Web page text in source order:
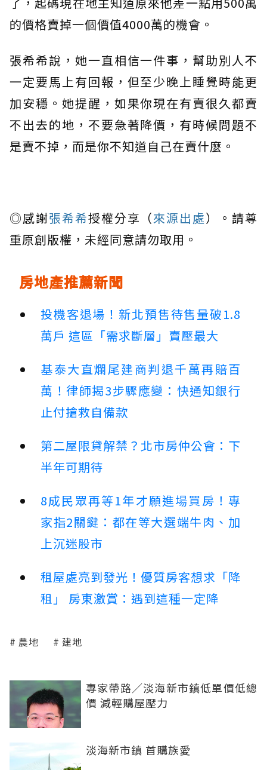
的價格賣掉一個價值4000萬的機會。
張希希說，她一直相信一件事，幫助別人不
一定要馬上有回報，但至少晚上睡覺時能更
加安穩。她提醒，如果你現在有賣很久都賣
不出去的地，不要急著降價，有時候問題不
是賣不掉，而是你不知道自己在賣什麼。
◎感謝張希希授權分享（來源出處）。請尊
重原創版權，未經同意請勿取用。
房地產推薦新聞
投機客退場！新北預售待售量破1.8
萬戶 這區「需求斷層」賣壓最大
基泰大直爛尾建商判退千萬再賠百
萬！律師揭3步驟應變：快通知銀行
止付搶救自備款
第二屋限貸解禁？北市房仲公會：下
半年可期待
8成民眾再等1年才願進場買房！專
家指2關鍵：都在等大選端牛肉、加
上沉迷股市
租屋處亮到發光！優質房客想求「降
租」 房東激賞：遇到這種一定降
農地 建地
專家帶路／淡海新市鎮低單價低總
價 減輕購屋壓力
淡海新市鎮 首購族愛